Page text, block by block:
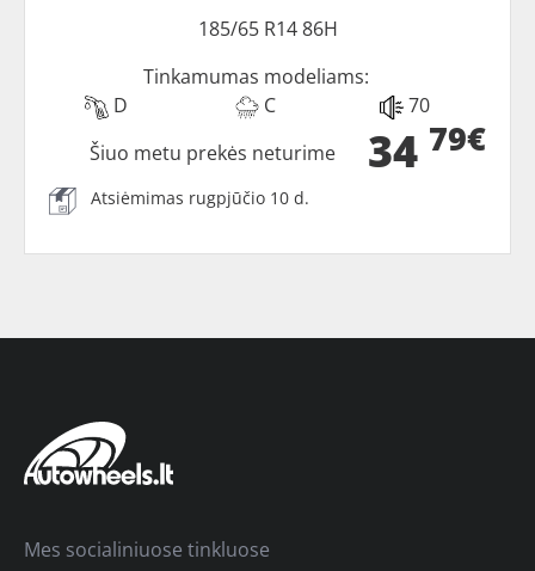
185/65 R14 86H
Tinkamumas modeliams:
D
C 70
34 79€
Šiuo metu prekės neturime
Atsiėmimas rugpjūčio 10 d.
Mes socialiniuose tinkluose